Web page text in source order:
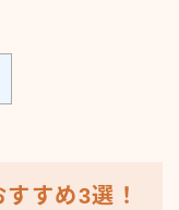
すめ3選！